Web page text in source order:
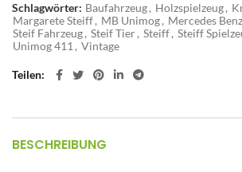
Schlagwörter: Baufahrzeug, Holzspielzeug,
Margarete Steiff, MB Unimog, Mercedes
Steif Fahrzeug, Steif Tier, Steiff, Steiff
Unimog 411 , Vintage
Teilen
BESCHREIBUNG